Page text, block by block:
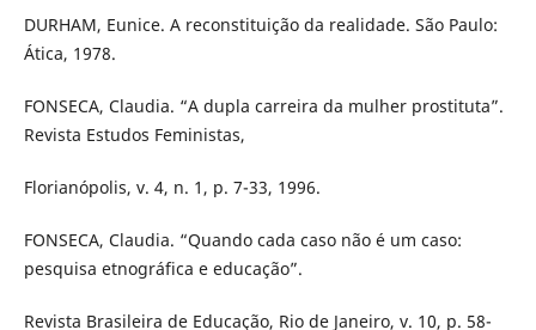
DURHAM, Eunice. A reconstituição da realidade. São Paulo:
Ática, 1978.
FONSECA, Claudia. “A dupla carreira da mulher prostituta”.
Revista Estudos Feministas,
Florianópolis, v. 4, n. 1, p. 7-33, 1996.
FONSECA, Claudia. “Quando cada caso não é um caso:
pesquisa etnográfica e educação”.
Revista Brasileira de Educação, Rio de Janeiro, v. 10, p. 58-